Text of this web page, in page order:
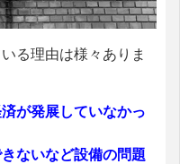
る理由は様々ありま
が発展していなかっ
ないなど設備の問題